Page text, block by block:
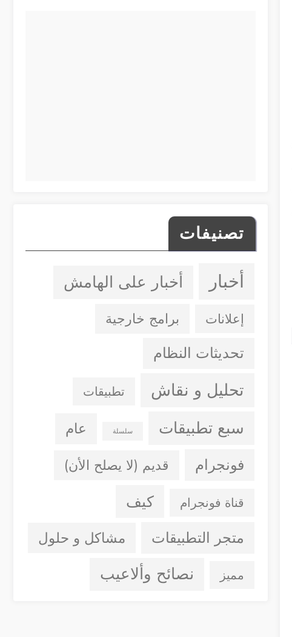
تصنيفات
أخبار أخبار على الهامش
إعلانات برامج خارجية
تحديثات النظام
تحليل و نقاش تطبيقات
سبع تطبيقات سلسلة عام
فونجرام قديم (لا يصلح الأن)
قناة فونجرام كيف
متجر التطبيقات مشاكل و حلول
مميز نصائح وألاعيب